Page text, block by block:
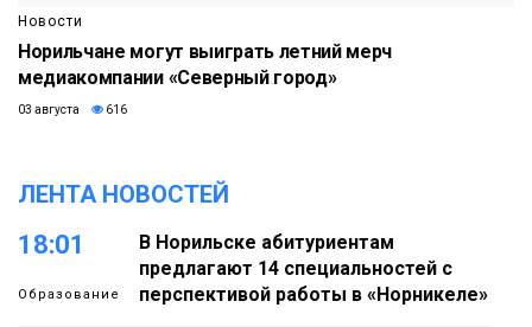
Новости
Норильчане могут выиграть летний мерч
медиакомпании «Северный город»
03 августа 616
ЛЕНТА НОВОСТЕЙ
18:01
Образование
В Норильске абитуриентам
предлагают 14 специальностей с
перспективой работы в «Норникеле»